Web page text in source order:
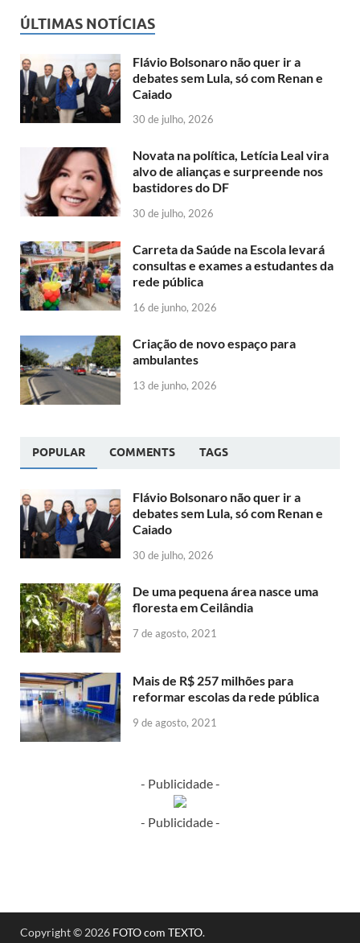
ÚLTIMAS NOTÍCIAS
Flávio Bolsonaro não quer ir a
debates sem Lula, só com Renan e
Caiado
30 de julho, 2026
Novata na política, Letícia Leal vira
alvo de alianças e surpreende nos
bastidores do DF
30 de julho, 2026
Carreta da Saúde na Escola levará
consultas e exames a estudantes da
rede pública
16 de junho, 2026
Criação de novo espaço para
ambulantes
13 de junho, 2026
POPULAR COMMENTS TAGS
Flávio Bolsonaro não quer ir a
debates sem Lula, só com Renan e
Caiado
30 de julho, 2026
De uma pequena área nasce uma
floresta em Ceilândia
7 de agosto, 2021
Mais de R$ 257 milhões para
reformar escolas da rede pública
9 de agosto, 2021
- Publicidade -
- Publicidade -
Copyright © 2026 FOTO com TEXTO.